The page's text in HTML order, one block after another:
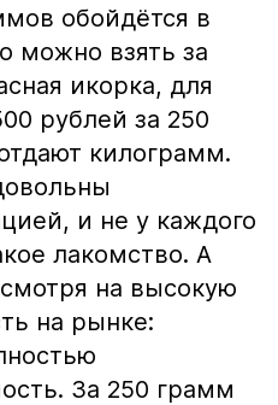
обойдётся в
можно взять за
икорка, для
рублей за 250
килограмм.
и не у каждого
лакомство. А
на высокую
на рынке:
За 250 грамм